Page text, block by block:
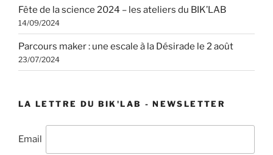
Fête de la science 2024 – les ateliers du BIK’LAB
14/09/2024
Parcours maker : une escale à la Désirade le 2 août
23/07/2024
LA LETTRE DU BIK'LAB - NEWSLETTER
Email